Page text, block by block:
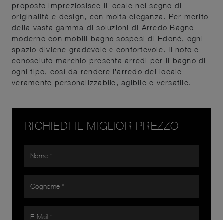
proposto impreziosisce il locale nel segno di
originalità e design, con molta eleganza. Per merito
della vasta gamma di soluzioni di Arredo Bagno
moderno con mobili bagno sospesi di Edoné, ogni
spazio diviene gradevole e confortevole. Il noto e
conosciuto marchio presenta arredi per il bagno di
ogni tipo, così da rendere l’arredo del locale
veramente personalizzabile, agibile e versatile.
RICHIEDI IL MIGLIOR PREZZO